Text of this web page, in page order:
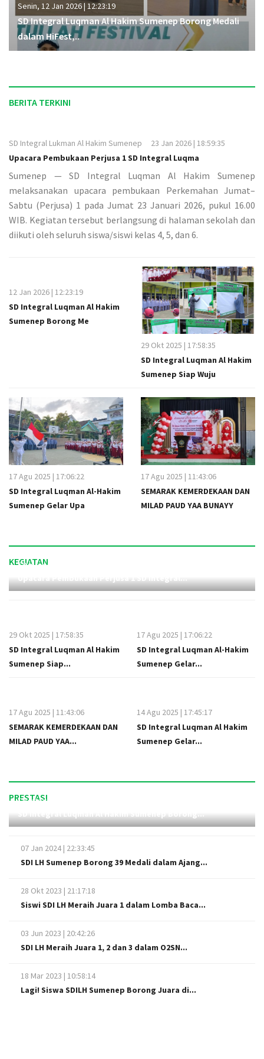
Senin, 12 Jan 2026 | 12:23:19
SD Integral Luqman Al Hakim Sumenep Borong Medali
dalam HiFest,..
BERITA TERKINI
SD Integral Lukman Al Hakim Sumenep
23 Jan 2026 | 18:59:35
Upacara Pembukaan Perjusa 1 SD Integral Luqma
Sumenep — SD Integral Luqman Al Hakim Sumenep
melaksanakan upacara pembukaan Perkemahan Jumat–
Sabtu (Perjusa) 1 pada Jumat 23 Januari 2026, pukul 16.00
WIB. Kegiatan tersebut berlangsung di halaman sekolah dan
diikuti oleh seluruh siswa/siswi kelas 4, 5, dan 6.
12 Jan 2026 | 12:23:19
SD Integral Luqman Al Hakim
Sumenep Borong Me
29 Okt 2025 | 17:58:35
SD Integral Luqman Al Hakim
Sumenep Siap Wuju
17 Agu 2025 | 17:06:22
SD Integral Luqman Al-Hakim
Sumenep Gelar Upa
17 Agu 2025 | 11:43:06
SEMARAK KEMERDEKAAN DAN
MILAD PAUD YAA BUNAYY
KEGIATAN
SD Integral Lukman Al Hakim Sumenep
29 Okt 2025 | 17:58:35
SD Integral Luqman Al Hakim
Sumenep Siap...
17 Agu 2025 | 17:06:22
SD Integral Luqman Al-Hakim
Sumenep Gelar...
17 Agu 2025 | 11:43:06
SEMARAK KEMERDEKAAN DAN
MILAD PAUD YAA...
14 Agu 2025 | 17:45:17
SD Integral Luqman Al Hakim
Sumenep Gelar...
PRESTASI
SD Integral Lukman Al Hakim Sumenep
07 Jan 2024 | 22:33:45
SDI LH Sumenep Borong 39 Medali dalam Ajang...
28 Okt 2023 | 21:17:18
Siswi SDI LH Meraih Juara 1 dalam Lomba Baca...
03 Jun 2023 | 20:42:26
SDI LH Meraih Juara 1, 2 dan 3 dalam O2SN...
18 Mar 2023 | 10:58:14
Lagi! Siswa SDILH Sumenep Borong Juara di...